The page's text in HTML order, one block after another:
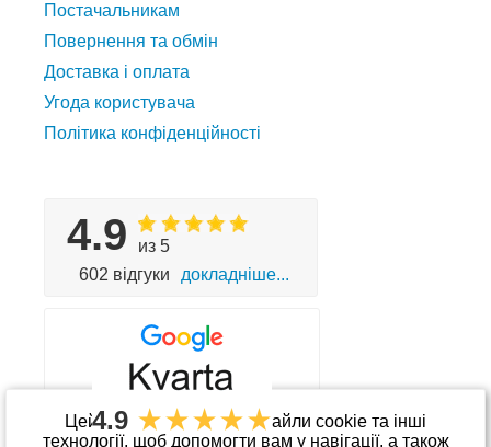
Цей сайт використовує файли cookie та інші
технології, щоб допомогти вам у навігації, а також
Постачальникам
Повернення та обмін
Доставка і оплата
Угода користувача
Політика конфіденційності
4.9
из 5
602 відгуки
докладніше...
4.9